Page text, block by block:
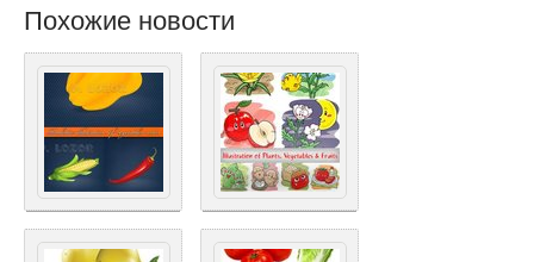
Похожие новости